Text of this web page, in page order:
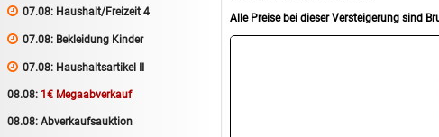
 07.08: Haushalt/Freizeit 4
 07.08: Bekleidung Kinder
 07.08: Haushaltsartikel II
08.08: 1€ Megaabverkauf
08.08: Abverkaufsauktion
Alle Preise bei dieser Versteigerung sind